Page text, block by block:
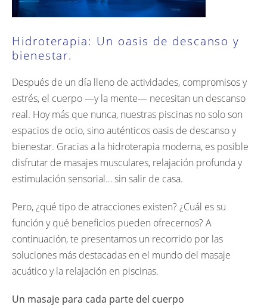
Hidroterapia: Un oasis de descanso y
bienestar.
Después de un día lleno de actividades, compromisos y
estrés, el cuerpo —y la mente— necesitan un descanso
real. Hoy más que nunca, nuestras piscinas no solo son
espacios de ocio, sino auténticos oasis de descanso y
bienestar. Gracias a la hidroterapia moderna, es posible
disfrutar de masajes musculares, relajación profunda y
estimulación sensorial… sin salir de casa.
Pero, ¿qué tipo de atracciones existen? ¿Cuál es su
función y qué beneficios pueden ofrecernos? A
continuación, te presentamos un recorrido por las
soluciones más destacadas en el mundo del masaje
acuático y la relajación en piscinas.
Un masaje para cada parte del cuerpo